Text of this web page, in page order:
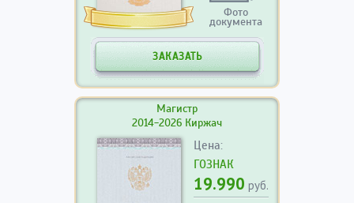
Фото
документа
ЗАКАЗАТЬ
Магистр
2014-2026 Киржач
Цена:
ГОЗНАК
19.990 руб.